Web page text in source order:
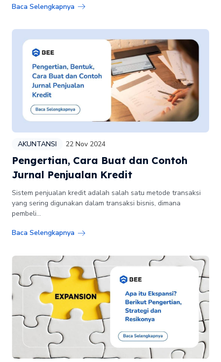
Baca Selengkapnya
AKUNTANSI 22 Nov 2024
Pengertian, Cara Buat dan Contoh
Jurnal Penjualan Kredit
Sistem penjualan kredit adalah salah satu metode transaksi
yang sering digunakan dalam transaksi bisnis, dimana
pembeli...
Baca Selengkapnya